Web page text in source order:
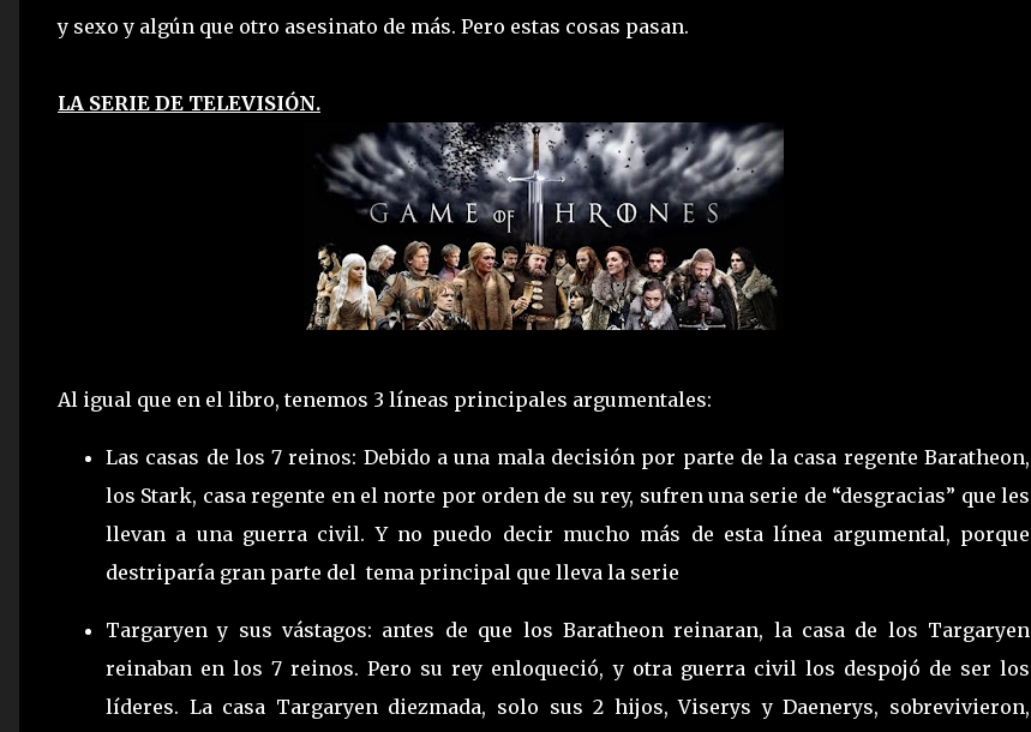
y sexo y algún que otro asesinato de más. Pero estas cosas pasan.
LA SERIE DE TELEVISIÓN.
Al igual que en el libro, tenemos 3 líneas principales argumentales:
Las casas de los 7 reinos: Debido a una mala decisión por parte de la casa regente Baratheon,
los Stark, casa regente en el norte por orden de su rey, sufren una serie de “desgracias” que les
llevan a una guerra civil. Y no puedo decir mucho más de esta línea argumental, porque
destriparía gran parte del tema principal que lleva la serie
Targaryen y sus vástagos: antes de que los Baratheon reinaran, la casa de los Targaryen
reinaban en los 7 reinos. Pero su rey enloqueció, y otra guerra civil los despojó de ser los
líderes. La casa Targaryen diezmada, solo sus 2 hijos, Viserys y Daenerys, sobrevivieron,